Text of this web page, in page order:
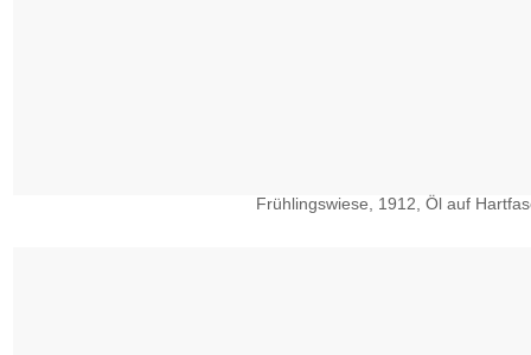
Frühlingswiese, 1912, Öl auf